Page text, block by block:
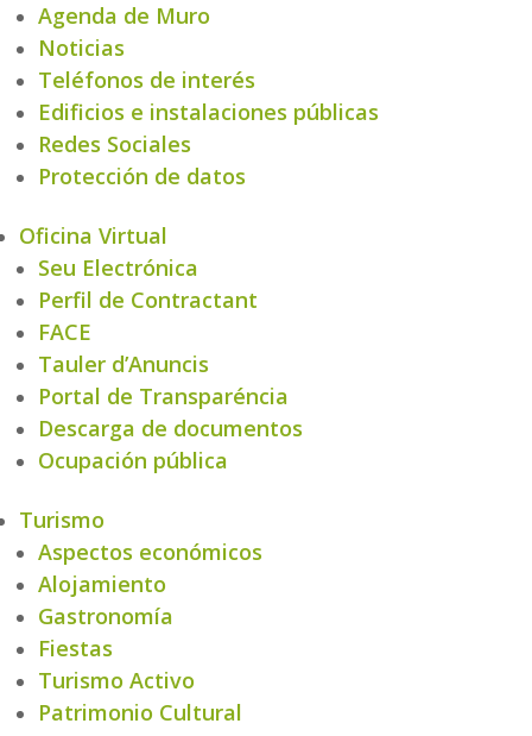
Agenda de Muro
Noticias
Teléfonos de interés
Edificios e instalaciones públicas
Redes Sociales
Protección de datos
Oficina Virtual
Seu Electrónica
Perfil de Contractant
FACE
Tauler d’Anuncis
Portal de Transparéncia
Descarga de documentos
Ocupación pública
Turismo
Aspectos económicos
Alojamiento
Gastronomía
Fiestas
Turismo Activo
Patrimonio Cultural